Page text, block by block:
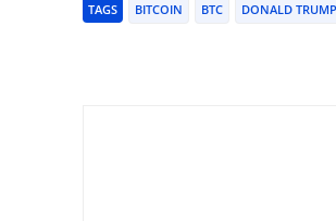
TAGS BITCOIN BTC DONALD TRUMP